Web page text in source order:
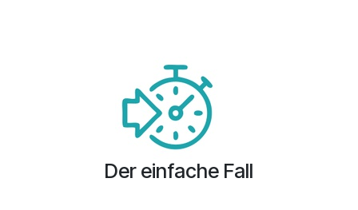
Der einfache Fall